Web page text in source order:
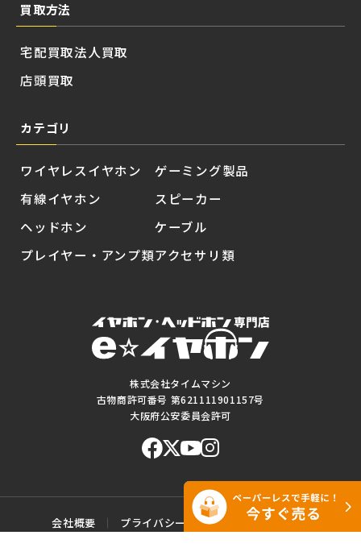
株式会社タイムマシン
古物商許可番号 第621111901157号
大阪府公安委員会許可
買取方法
宅配買取
店頭買取
法人買取
カテゴリ
ワイヤレスイヤホン
有線イヤホン
ヘッドホン
プレイヤー・アンプ類
ゲーミング製品
スピーカー
ケーブル
アクセサリ類
会社概要 プライバシーポリシー
ご利用規約